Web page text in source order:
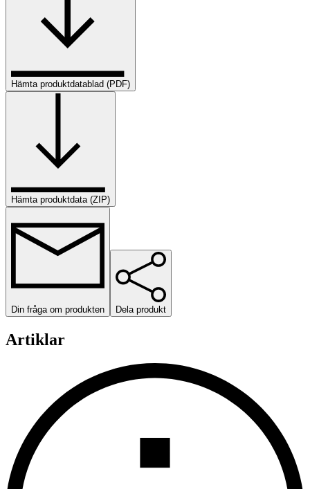
Hämta produktdatablad (PDF)
Hämta produktdata (ZIP)
Din fråga om produkten Dela produkt
Artiklar